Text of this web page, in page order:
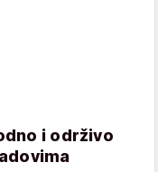
i održivo